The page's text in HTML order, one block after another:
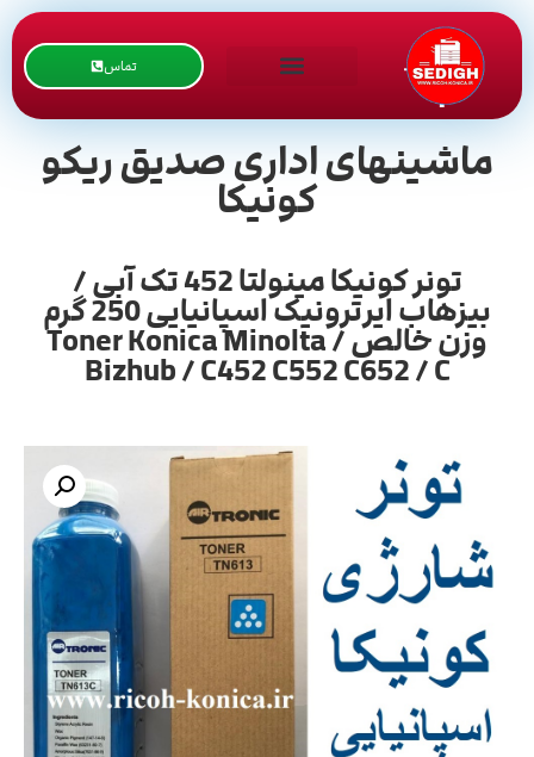
تماس
ماشینهای اداری صدیق ریکو
کونیکا
تونر کونیکا مینولتا 452 تک آبی /
بیزهاب ایرترونیک اسپانیایی 250 گرم
وزن خالص / Toner Konica Minolta
Bizhub / C452 C552 C652 / C